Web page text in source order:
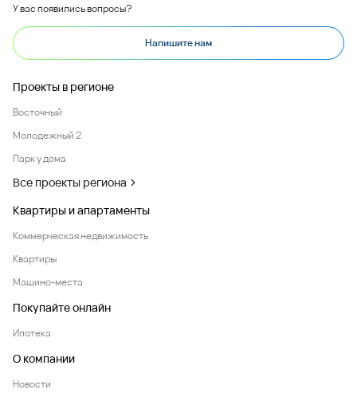
У вас появились вопросы?
Напишите нам
Проекты в регионе
Восточный
Молодежный 2
Парк у дома
Все проекты региона
Квартиры и апартаменты
Коммерческая недвижимость
Квартиры
Машино-места
Покупайте онлайн
Ипотека
О компании
Новости